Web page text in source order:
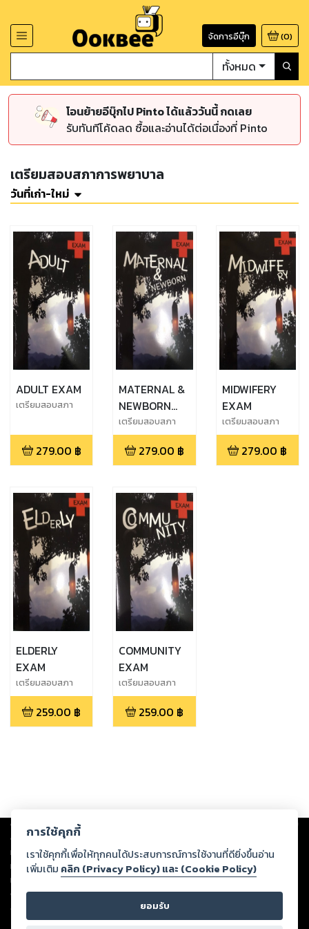
จัดการอีบุ๊ก (0)
ทั้งหมด
โอนย้ายอีบุ๊กไป Pinto ได้แล้ววันนี้ กดเลย
รับทันทีโค้ดลด ซื้อและอ่านได้ต่อเนื่องที่ Pinto
เตรียมสอบสภาการพยาบาล
วันที่เก่า-ใหม่
ADULT EXAM
เตรียมสอบสภา
279.00 ฿
MATERNAL &
NEWBORN
EXAM
เตรียมสอบสภา
การพยาบาล
279.00 ฿
MIDWIFERY
EXAM
เตรียมสอบสภา
การพยาบาล
279.00 ฿
ELDERLY
EXAM
เตรียมสอบสภา
การพยาบาล
259.00 ฿
COMMUNITY
EXAM
เตรียมสอบสภา
การพยาบาล
259.00 ฿
Copyright © 2026
ต่อผลงานหรือเนื้อหาใดที่อัปโหลดผ่านเว็บไซต์และปรากฏว่าละเมิดสิทธิใน
ทรัพย์สินทางปัญญาของบุคคลอื่นหรือขัดต่อกฎหมายและศีลธรรม ดังนั้น ผู้อ่าน
ทุกท่านโปรดใช้วิจารณญาณในการกลั่นกรองด้วยตนเอง และหากท่านพบว่าส่วน
หนึ่งส่วนใดขัดต่อกฎหมายและศีลธรรม กรุณาแจ้งมายังบริษัท เพื่อทีมงานจะได้
ดำเนินการในทันที ทั้งนี้ ทางสตอรี่ล็อกขอสงวนลิขสิทธิ์ตามพระราชบัญญัติ
ลิขสิทธิ์ พ.ศ. 2537 (ฉบับล่าสุด)
การใช้คุกกี้
เราใช้คุกกี้เพื่อให้ทุกคนได้ประสบการณ์การใช้งานที่ดียิ่งขึ้นอ่าน
เพิ่มเติม คลิก (Privacy Policy) และ (Cookie Policy)
ยอมรับ